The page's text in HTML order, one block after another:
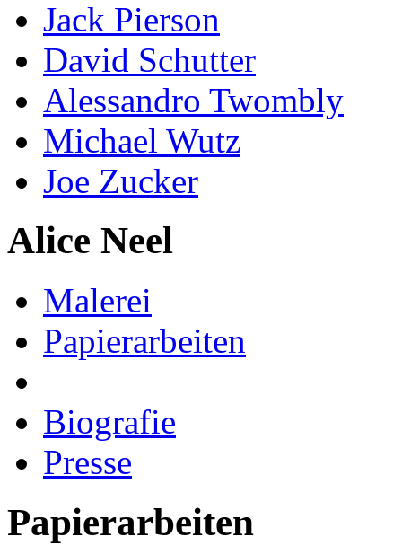
Jack Pierson
David Schutter
Alessandro Twombly
Michael Wutz
Joe Zucker
Alice Neel
Malerei
Papierarbeiten
Biografie
Presse
Papierarbeiten